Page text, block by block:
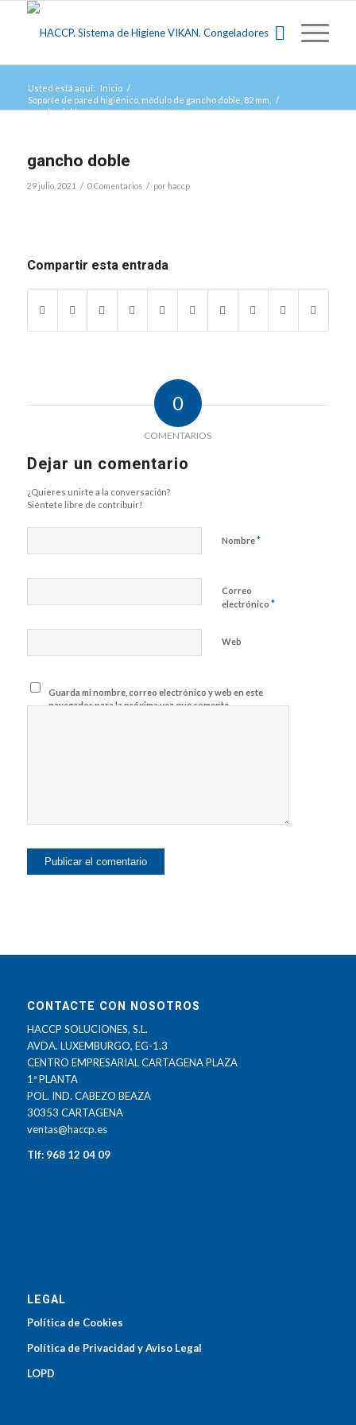
Usted está aquí: Inicio /
Soporte de pared higiénico, módulo de gancho doble, 82 mm,
/
gancho doble
gancho doble
29 julio, 2021 / 0 Comentarios / por haccp
Compartir esta entrada
0
COMENTARIOS
Dejar un comentario
¿Quieres unirte a la conversación?
Siéntete libre de contribuir!
Nombre*
Correo
electrónico *
Web
Guarda mi nombre, correo electrónico y web en este
navegador para la próxima vez que comente.
CONTACTE CON NOSOTROS
HACCP SOLUCIONES, S.L.
AVDA. LUXEMBURGO, EG-1.3
CENTRO EMPRESARIAL CARTAGENA PLAZA
1ª PLANTA
POL. IND. CABEZO BEAZA
30353 CARTAGENA
ventas@haccp.es
Tlf: 968 12 04 09
LEGAL
Política de Cookies
Política de Privacidad y Aviso Legal
LOPD